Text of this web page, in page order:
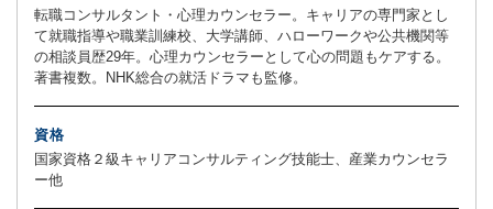
転職コンサルタント・心理カウンセラー。キャリアの専門家とし
て就職指導や職業訓練校、大学講師、ハローワークや公共機関等
の相談員歴29年。心理カウンセラーとして心の問題もケアする。
著書複数。NHK総合の就活ドラマも監修。
資格
国家資格２級キャリアコンサルティング技能士、産業カウンセラ
ー他